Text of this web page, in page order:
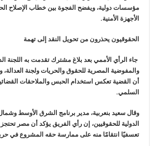
مؤسسات دولية، ويفضح الفجوة بين خطاب الإصلاح
الأجهزة الأمنية.
الحقوقيون يحذرون من تحويل النقد إلى تهمة
جاء الرأي الأممي بعد بلاغ مشترك تقدمت به اللجنة
والمفوضية المصرية للحقوق والحريات ولجنة
أن القضية تعكس استخدام الحبس والملاحقات
السلمي.
وقال سعيد بنعربية، مدير برنامج الشرق الأوسط وشمال
الدولية للحقوقيين، إن رأي الفريق يؤكد أن مصر
تعسفيًا انتقامًا منه على ممارسة حقه المشروع في